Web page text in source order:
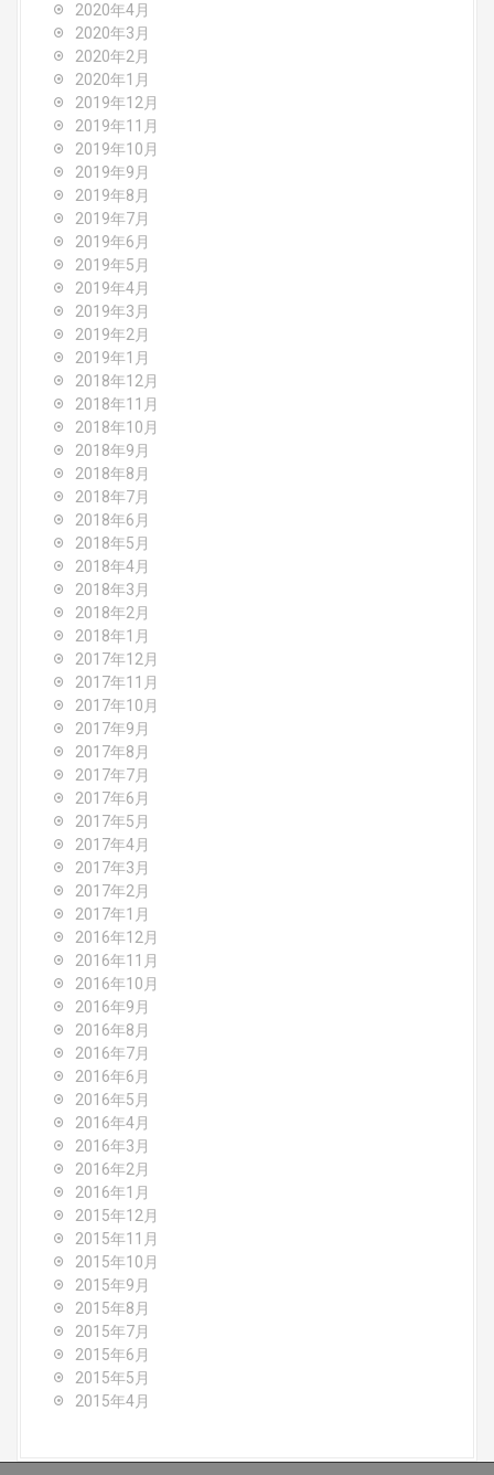
2020年4月
2020年3月
2020年2月
2020年1月
2019年12月
2019年11月
2019年10月
2019年9月
2019年8月
2019年7月
2019年6月
2019年5月
2019年4月
2019年3月
2019年2月
2019年1月
2018年12月
2018年11月
2018年10月
2018年9月
2018年8月
2018年7月
2018年6月
2018年5月
2018年4月
2018年3月
2018年2月
2018年1月
2017年12月
2017年11月
2017年10月
2017年9月
2017年8月
2017年7月
2017年6月
2017年5月
2017年4月
2017年3月
2017年2月
2017年1月
2016年12月
2016年11月
2016年10月
2016年9月
2016年8月
2016年7月
2016年6月
2016年5月
2016年4月
2016年3月
2016年2月
2016年1月
2015年12月
2015年11月
2015年10月
2015年9月
2015年8月
2015年7月
2015年6月
2015年5月
2015年4月